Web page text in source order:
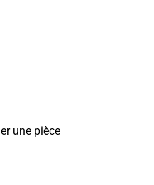
une pièce